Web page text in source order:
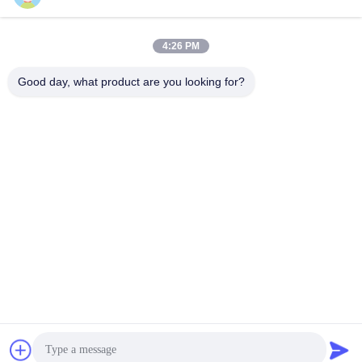
Shenzhen Tunsing Plastic Products Co., Ltd.
© 2018-2026 Shenzhen Tunsing Plastic Products Co., Ltd. .
Διατηρούνται όλα τα πνευματικά δικαιώματα.
4:26 PM
Good day, what product are you looking for?